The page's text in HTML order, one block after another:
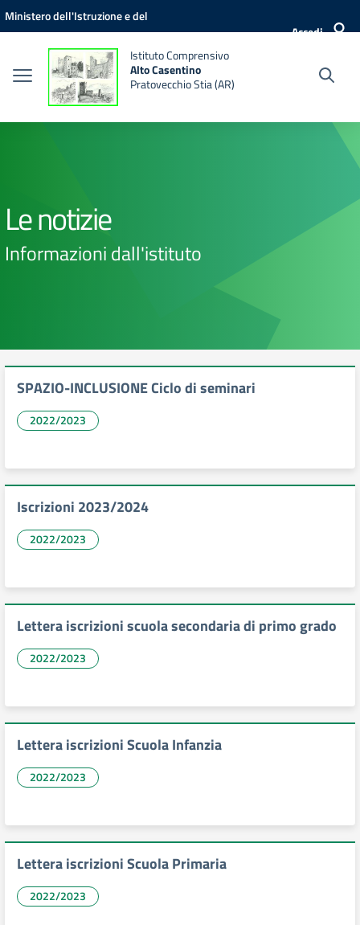
Vai ai contenuti
Vai al menu di navigazione
Vai al footer
Ministero dell'Istruzione e del
Accedi
Istituto Comprensivo
Alto Casentino
Pratovecchio Stia (AR)
Le notizie
Informazioni dall'istituto
SPAZIO-INCLUSIONE Ciclo di seminari
2022/2023
Iscrizioni 2023/2024
2022/2023
Lettera iscrizioni scuola secondaria di primo grado
2022/2023
Lettera iscrizioni Scuola Infanzia
2022/2023
Lettera iscrizioni Scuola Primaria
2022/2023